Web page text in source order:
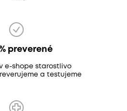
preverené
e-shope starostlivo
a testujeme